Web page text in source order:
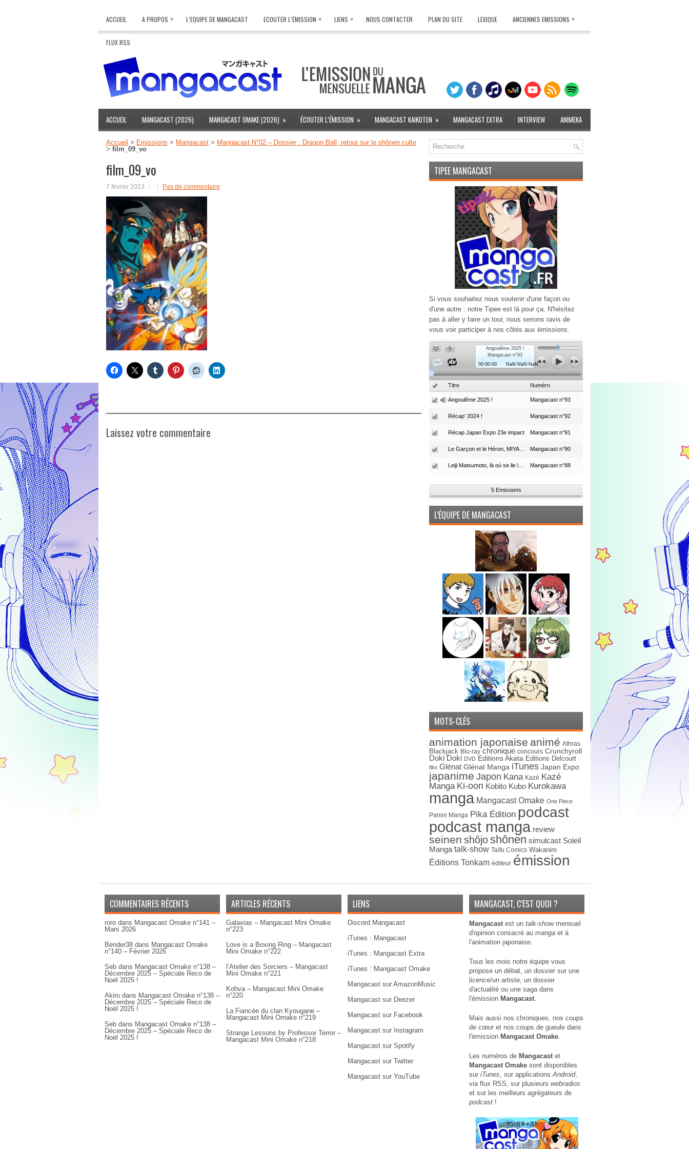
ACCUEIL A PROPOS » L’EQUIPE DE MANGACAST ECOUTER L’ÉMISSION » LIENS » NOUS CONTACTER PLAN DU SITE LEXIQUE ANCIENNES EMISSIONS »
FLUX RSS
ACCUEIL MANGACAST (2026) MANGACAST OMAKE (2026) » ÉCOUTER L’ÉMISSION » MANGACAST KAIKOTEN » MANGACAST EXTRA INTERVIEW ANIMEKA
Accueil > Emissions > Mangacast > Mangacast N°02 – Dossier : Dragon Ball, retour sur le shônen culte
> film_09_vo
film_09_vo
7 février 2013 Pas de commentaire
Laissez votre commentaire
TIPEE MANGACAST
Si vous souhaitez nous soutenir d'une façon ou
d'une autre : notre Tipee est là pour ça. N'hésitez
pas à aller y faire un tour, nous serions ravis de
vous voir participer à nos côtés aux émissions.
Angoulême 2025 !
Mangacast n°93
00:00:00
NaN:NaN:NaN
Titre Numéro
Angoulême 2025 ! Mangacast n°93
Récap’ 2024 ! Mangacast n°92
Récap Japan Expo 23e impact Mangacast n°91
Mangacast n°90
Mangacast n°88
5 Emissions
L’ÉQUIPE DE MANGACAST
MOTS-CLÉS
animation japonaise animé Athras
Blackjack Blu-ray chronique concours Crunchyroll
Doki Doki DVD Editions Akata Editions Delcourt
film Glénat Glénat Manga iTunes Japan Expo
japanime Japon Kana Kazé Kazé
Manga Ki-oon Kobito Kubo Kurokawa
manga Mangacast Omake One Piece
Panini Manga Pika Édition podcast
podcast manga review
seinen shôjoshônen simulcast Soleil
Manga talk-show Taïfu Comics Wakanim
Éditions Tonkam éditeur émission
COMMENTAIRES RÉCENTS
roro dans Mangacast Omake n°141 –
Mars 2026
Bender38 dans Mangacast Omake
n°140 – Février 2026
Seb dans Mangacast Omake n°138 –
Décembre 2025 – Spéciale Reco de
Noël 2025 !
Akiro dans Mangacast Omake n°138 –
Décembre 2025 – Spéciale Reco de
Noël 2025 !
Seb dans Mangacast Omake n°138 –
Décembre 2025 – Spéciale Reco de
Noël 2025 !
ARTICLES RÉCENTS
Galaxias – Mangacast Mini Omake
n°223
Love is a Boxing Ring – Mangacast
Mini Omake n°222
l’Atelier des Sorciers – Mangacast
Mini Omake n°221
Kohva – Mangacast Mini Omake
n°220
La Fiancée du clan Kyougane –
Mangacast Mini Omake n°219
Strange Lessons by Professor Terror –
Mangacast Mini Omake n°218
LIENS
Discord Mangacast
iTunes : Mangacast
iTunes : Mangacast Extra
iTunes : Mangacast Omake
Mangacast sur AmazonMusic
Mangacast sur Deezer
Mangacast sur Facebook
Mangacast sur Instagram
Mangacast sur Spotify
Mangacast sur Twitter
Mangacast sur YouTube
MANGACAST, C’EST QUOI ?
Mangacastest un talk-showmensuel
d'opinion consacré au manga et à
l'animation japonaise.
Tous les mois notre équipe vous
propose un débat, un dossier sur une
licence/un artiste, un dossier
d'actualité ou une saga dans
l'émission Mangacast.
Mais aussi nos chroniques, nos coups
de cœur et nos coups de gueule dans
l'émission Mangacast Omake.
Les numéros de Mangacastet
Mangacast Omake sont disponibles
sur iTunes, sur applicationsAndroid,
via flux RSS, sur plusieurs webradios
et sur les meilleurs agrégateurs de
podcast !